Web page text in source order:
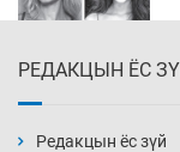
РЕДАКЦЫН ЁС
Редакцын ёс зүй